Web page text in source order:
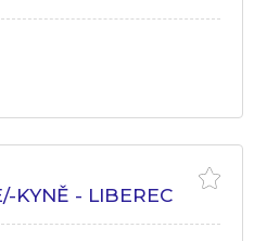
KYNĚ - LIBEREC